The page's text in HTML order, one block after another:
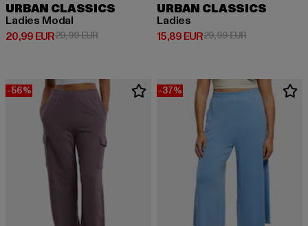
URBAN CLASSICS
Ladies Modal
20,99 EUR
Derzeitiger Preis: 20,99 EUR
29,99 EURAktionspreis: 29,99 EUR
URBAN CLASSICS
Ladies
15,89 EUR
Derzeitiger Preis: 15,89 EUR
29,99 EURAktionspreis:
-56% -37%